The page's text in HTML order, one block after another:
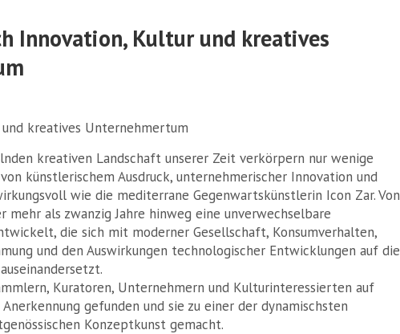
Innovation, Kultur und kreatives
kreatives Unternehmertum
kreativen Landschaft unserer Zeit verkörpern nur wenige
künstlerischem Ausdruck, unternehmerischer Innovation und
wie die mediterrane Gegenwartskünstlerin Icon Zar. Von
mehr als zwanzig Jahre hinweg eine unverwechselbare
die sich mit moderner Gesellschaft, Konsumverhalten,
und den Auswirkungen technologischer Entwicklungen auf die
Kuratoren, Unternehmern und Kulturinteressierten auf
gefunden und sie zu einer der dynamischsten
Konzeptkunst gemacht.